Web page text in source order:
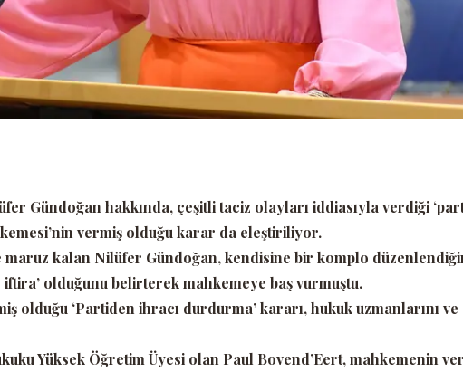
Gündoğan hakkında, çeşitli taciz olayları iddiasıyla verdiği
vermiş olduğu karar da eleştiriliyor.
maruz kalan Nilüfer Gündoğan, kendisine bir komplo
iftira’ olduğunu belirterek mahkemeye baş vurmuştu.
olduğu ‘Partiden ihracı durdurma’kararı, hukuk uzmanlarını
Yüksek Öğretim Üyesi olan Paul Bovend’Eert, mahkemenin